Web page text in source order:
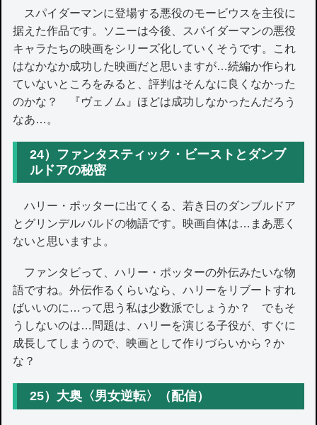
スパイダーマンに登場する悪役のモービウスを主役に
据えた作品です。ソニーは今後、スパイダーマンの悪役
キャラたちの映画をシリーズ化していくそうです。これ
はなかなか成功した映画だと思いますが…続編か作られ
ていないところをみると、評判はそんなに良くなかった
のかな？ 『ヴェノム』ほどは成功しなかったんだろう
なあ…。
24）ファンタスティック・ビーストとダンブ
ルドアの秘密
ハリー・ポッターに出てくる、若き日のダンブルドア
とグリンデルバルドの物語です。映画自体は…まあ悪く
ないと思いますよ。
ファンタビって、ハリー・ポッターの外伝みたいな物
語ですね。外伝作るくらいなら、ハリーをリブートすれ
ばいいのに…って思う私は少数派でしょうか？ でもそ
うしないのは…問題は、ハリーを演じる子役が、すぐに
成長してしまうので、映画として作りづらいから？か
な？
25）大奥〈男女逆転〉（配信）